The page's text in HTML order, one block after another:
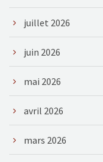
juillet 2026
juin 2026
mai 2026
avril 2026
mars 2026